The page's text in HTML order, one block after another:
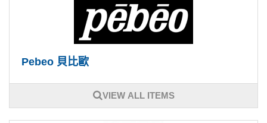
Pebeo 貝比歐
VIEW ALL ITEMS